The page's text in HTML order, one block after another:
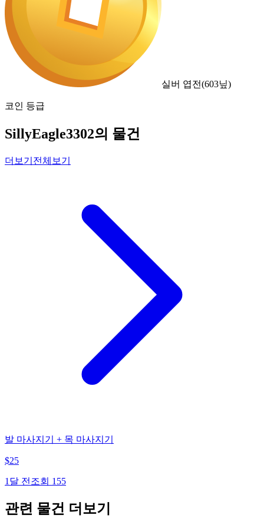
실버 엽전(603닢)
코인 등급
SillyEagle3302의 물건
더보기 전체보기
발 마사지기 + 목 마사지기
$25
1달 전 조회 155
관련 물건 더보기